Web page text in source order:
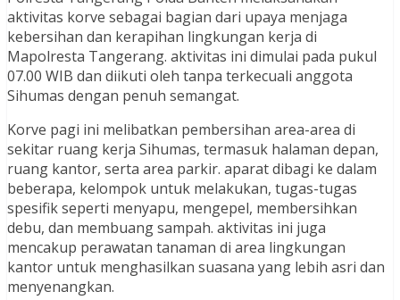
aktivitas korve sebagai bagian dari upaya menjaga
kebersihan dan kerapihan lingkungan kerja di
Mapolresta Tangerang. aktivitas ini dimulai pada pukul
07.00 WIB dan diikuti oleh tanpa terkecuali anggota
Sihumas dengan penuh semangat.
Korve pagi ini melibatkan pembersihan area-area di
sekitar ruang kerja Sihumas, termasuk halaman depan,
ruang kantor, serta area parkir. aparat dibagi ke dalam
beberapa, kelompok untuk melakukan, tugas-tugas
spesifik seperti menyapu, mengepel, membersihkan
debu, dan membuang sampah. aktivitas ini juga
mencakup perawatan tanaman di area lingkungan
kantor untuk menghasilkan suasana yang lebih asri dan
menyenangkan.